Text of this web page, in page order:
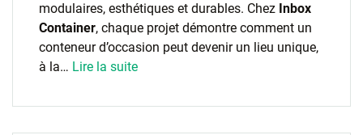
modulaires, esthétiques et durables. Chez Inbox
Container, chaque projet démontre comment un
conteneur d’occasion peut devenir un lieu unique,
à la… Lire la suite